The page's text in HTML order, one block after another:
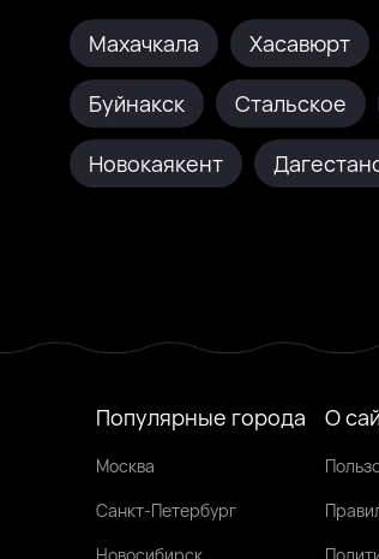
Махачкала Хасавюрт
Буйнакск Стальское
Новокаякент
Популярные города
Москва
Санкт-Петербург
О